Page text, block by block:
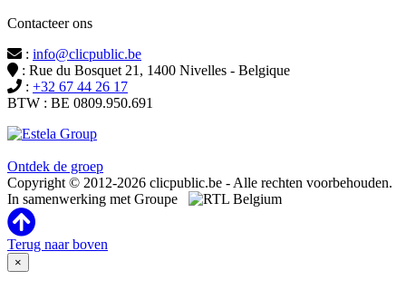
Contacteer ons
: info@clicpublic.be
: Rue du Bosquet 21, 1400 Nivelles - Belgique
: +32 67 44 26 17
BTW : BE 0809.950.691
Ontdek de groep
Copyright © 2012-2026 clicpublic.be - Alle rechten voorbehouden.
In samenwerking met Groupe
Terug naar boven
×